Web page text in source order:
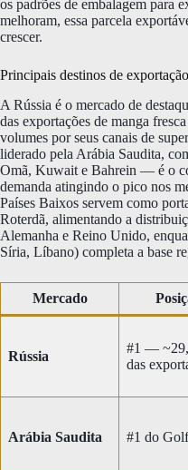
os padrões de embalagem para
melhoram, essa parcela
crescer.
Principais destinos de exportação
A Rússia é o mercado de
das exportações de manga
volumes por seus canais de
liderado pela Arábia Saudita,
Omã, Kuwait e Bahrein — é o
demanda atingindo o pico nos
Países Baixos servem como
Roterdã, alimentando a
Alemanha e Reino Unido,
Síria, Líbano) completa a base
Mercado
Rússia
#1 —
das
Arábia Saudita #1 do